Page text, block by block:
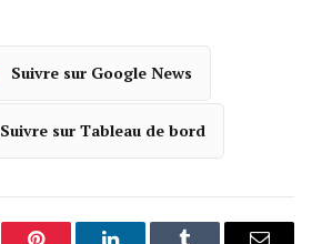
Suivre sur Google News
Suivre sur Tableau de bord